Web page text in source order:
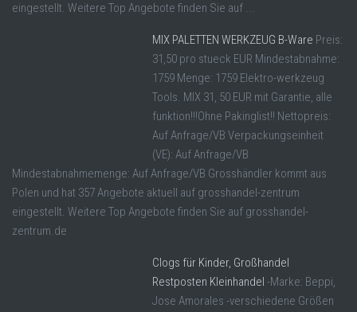
eingestellt. Weitere Top Angebote finden Sie auf ...
MIX PALETTEN WERKZEUG B-Ware Preis:
31,50 pro stueck EUR Mindestabnahme:
1759 Menge: 1759 Elektro-werkzeug
Tools. MIX 31, 50 EUR mit Garantie, alle
funktion!!!Ohne Pakinglist!! Nettopreis:
Auf Anfrage/VB Verpackungseinheit
(VE): Auf Anfrage/VB
Mindestabnahmemenge: Auf Anfrage/VB Grosshändler kommt aus
Polen und hat 357 Angebote aktuell auf grosshandel-zentrum
eingestellt. Weitere Top Angebote finden Sie auf grosshandel-
zentrum.de
Clogs für Kinder, Großhandel
Restposten Kleinhandel -Marke: Beppi,
Jose Amorales -verschiedene Größen